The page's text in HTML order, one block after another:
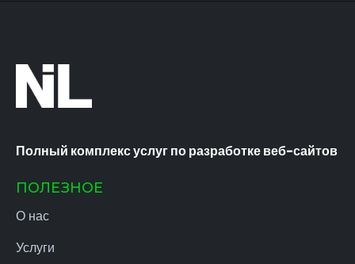
Полный комплекс услуг по разработке веб-сайтов
ПОЛЕЗНОЕ
О нас
Услуги